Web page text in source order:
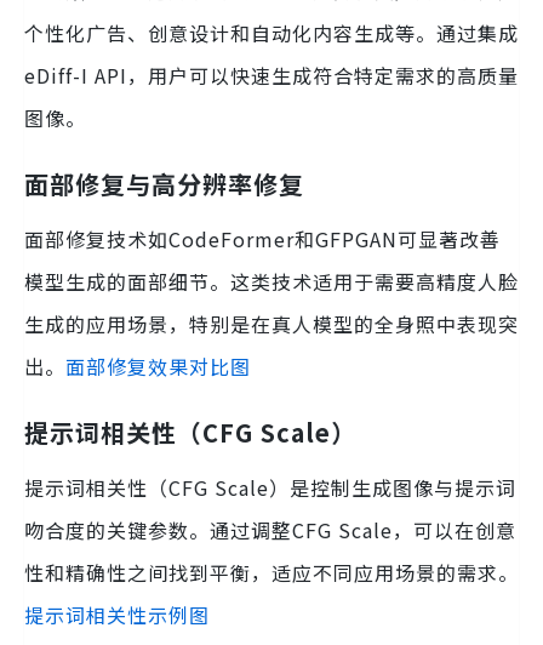
个性化广告、创意设计和自动化内容生成等。通过集成
eDiff-I API，用户可以快速生成符合特定需求的高质量
图像。
面部修复与高分辨率修复
面部修复技术如CodeFormer和GFPGAN可显著改善
模型生成的面部细节。这类技术适用于需要高精度人脸
生成的应用场景，特别是在真人模型的全身照中表现突
出。 面部修复效果对比图
提示词相关性（CFG Scale）
提示词相关性（CFG Scale）是控制生成图像与提示词
吻合度的关键参数。通过调整CFG Scale，可以在创意
性和精确性之间找到平衡，适应不同应用场景的需求。
提示词相关性示例图